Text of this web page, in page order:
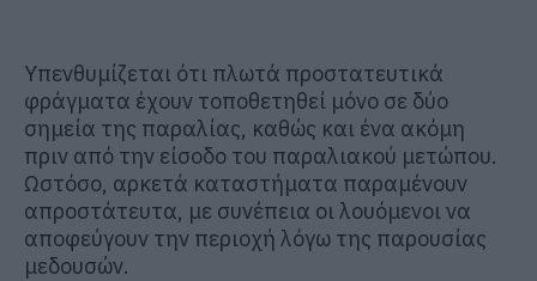
Υπενθυμίζεται ότι πλωτά προστατευτικά
φράγματα έχουν τοποθετηθεί μόνο σε δύο
σημεία της παραλίας, καθώς και ένα ακόμη
πριν από την είσοδο του παραλιακού μετώπου.
Ωστόσο, αρκετά καταστήματα παραμένουν
απροστάτευτα, με συνέπεια οι λουόμενοι να
αποφεύγουν την περιοχή λόγω της παρουσίας
μεδουσών.